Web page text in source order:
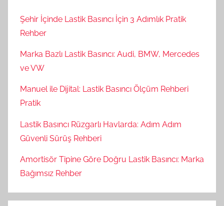
Şehir İçinde Lastik Basıncı İçin 3 Adımlık Pratik
Rehber
Marka Bazlı Lastik Basıncı: Audi, BMW, Mercedes
ve VW
Manuel ile Dijital: Lastik Basıncı Ölçüm Rehberi
Pratik
Lastik Basıncı Rüzgarlı Havlarda: Adım Adım
Güvenli Sürüş Rehberi
Amortisör Tipine Göre Doğru Lastik Basıncı: Marka
Bağımsız Rehber